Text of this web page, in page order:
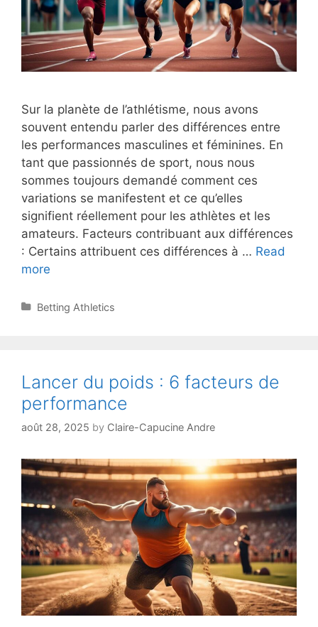
Sur la planète de l’athlétisme, nous avons
souvent entendu parler des différences entre
les performances masculines et féminines. En
tant que passionnés de sport, nous nous
sommes toujours demandé comment ces
variations se manifestent et ce qu’elles
signifient réellement pour les athlètes et les
amateurs. Facteurs contribuant aux différences
: Certains attribuent ces différences à … Read
more
vs
différences
Categories
Betting Athletics
Lancer du poids : 6 facteurs de
performance
août 28, 2025 by Claire-Capucine Andre